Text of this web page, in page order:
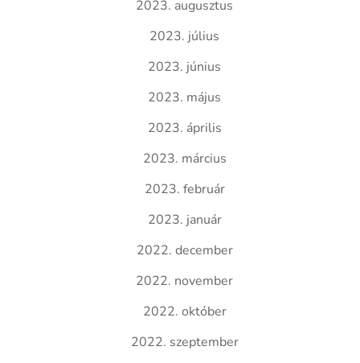
2023. augusztus
2023. július
2023. június
2023. május
2023. április
2023. március
2023. február
2023. január
2022. december
2022. november
2022. október
2022. szeptember